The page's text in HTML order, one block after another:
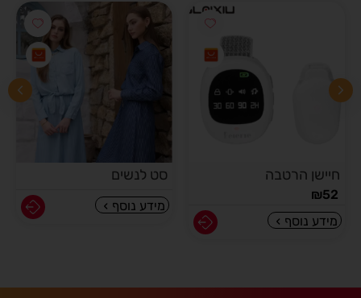
חיישן הרטבה
₪52
מידע נוסף
סט לנשים
מידע נוסף